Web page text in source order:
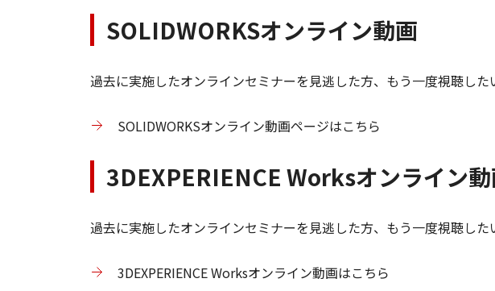
SOLIDWORKSオンライン動画
過去に実施したオンラインセミナーを見逃した方、もう一度視聴した
SOLIDWORKSオンライン動画ページはこちら
3DEXPERIENCE Worksオンライン
過去に実施したオンラインセミナーを見逃した方、もう一度視聴した
3DEXPERIENCE Worksオンライン動画はこちら